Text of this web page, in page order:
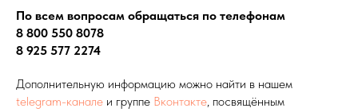
По всем вопросам обращаться по телефонам
8 800 550 8078
8 925 577 2274
Дополнительную информацию можно найти в нашем
telegram-канале и группе Вконтакте, посвящённым